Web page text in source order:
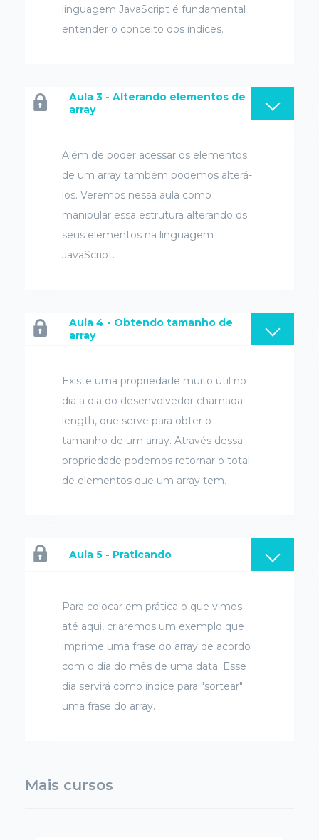
linguagem JavaScript é fundamental
entender o conceito dos índices.
Aula 3 - Alterando elementos de
array
Além de poder acessar os elementos
de um array também podemos alterá-
los. Veremos nessa aula como
manipular essa estrutura alterando os
seus elementos na linguagem
JavaScript.
Aula 4 - Obtendo tamanho de
array
Existe uma propriedade muito útil no
dia a dia do desenvolvedor chamada
length, que serve para obter o
tamanho de um array. Através dessa
propriedade podemos retornar o total
de elementos que um array tem.
Aula 5 - Praticando
Para colocar em prática o que vimos
até aqui, criaremos um exemplo que
imprime uma frase do array de acordo
com o dia do mês de uma data. Esse
dia servirá como índice para "sortear"
uma frase do array.
Mais cursos